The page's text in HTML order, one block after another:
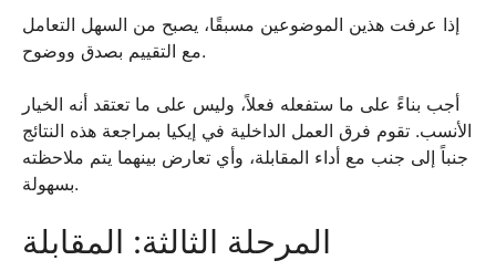
إذا عرفت هذين الموضوعين مسبقًا، يصبح من السهل التعامل
مع التقييم بصدق ووضوح.
أجب بناءً على ما ستفعله فعلاً، وليس على ما تعتقد أنه الخيار
الأنسب. تقوم فرق العمل الداخلية في إيكيا بمراجعة هذه النتائج
جنباً إلى جنب مع أداء المقابلة، وأي تعارض بينهما يتم ملاحظته
بسهولة.
المرحلة الثالثة: المقابلة